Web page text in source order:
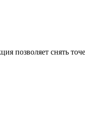
позволяет снять